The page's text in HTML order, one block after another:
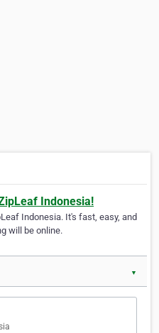
Indonesia!
Indonesia. It's fast, easy, and
will be online.
▼